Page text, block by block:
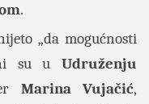
.
„da mogućnosti
su u Udruženju
Marina Vujačić,